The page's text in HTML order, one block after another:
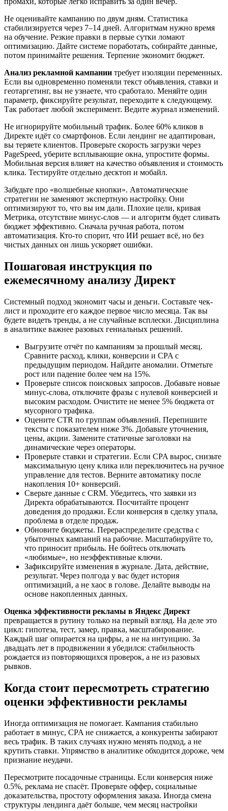
Не оценивайте кампанию по двум дням. Статистика
стабилизируется через 7–14 дней. Алгоритмам нужно время
на обучение. Резкие правки в первые сутки ломают
оптимизацию. Дайте системе поработать, собирайте данные,
потом принимайте решения. Терпение экономит бюджет.
Анализ рекламной кампании требует изоляции переменных.
Если вы одновременно поменяли текст объявления, ставки и
геотаргетинг, вы не узнаете, что сработало. Меняйте один
параметр, фиксируйте результат, переходите к следующему.
Так работает любой эксперимент. Ведите журнал изменений.
Не игнорируйте мобильный трафик. Более 60% кликов в
Директе идёт со смартфонов. Если лендинг не адаптирован,
вы теряете клиентов. Проверьте скорость загрузки через
PageSpeed, уберите всплывающие окна, упростите формы.
Мобильная версия влияет на качество объявления и стоимость
клика. Тестируйте отдельно десктоп и мобайл.
Забудьте про «волшебные кнопки». Автоматические
стратегии не заменяют экспертную настройку. Они
оптимизируют то, что вы им дали. Плохие цели, кривая
Метрика, отсутствие минус-слов — и алгоритм будет сливать
бюджет эффективно. Сначала ручная работа, потом
автоматизация. Кто-то спорит, что ИИ решает всё, но без
чистых данных он лишь ускоряет ошибки.
Пошаговая инструкция по
ежемесячному анализу Директ
Системный подход экономит часы и деньги. Составьте чек-
лист и проходите его каждое первое число месяца. Так вы
будете видеть тренды, а не случайные всплески. Дисциплина
в аналитике важнее разовых гениальных решений.
Выгрузите отчёт по кампаниям за прошлый месяц.
Сравните расход, клики, конверсии и CPA с
предыдущим периодом. Найдите аномалии. Отметьте
рост или падение более чем на 15%.
Проверьте список поисковых запросов. Добавьте новые
минус-слова, отключите фразы с нулевой конверсией и
высоким расходом. Очистите не менее 5% бюджета от
мусорного трафика.
Оцените CTR по группам объявлений. Перепишите
тексты с показателем ниже 3%. Добавьте уточнения,
цены, акции. Замените статичные заголовки на
динамические через операторы.
Проверьте ставки и стратегии. Если CPA вырос, снизьте
максимальную цену клика или переключитесь на ручное
управление для тестов. Верните автоматику после
накопления 10+ конверсий.
Сверьте данные с CRM. Убедитесь, что заявки из
Директа обрабатываются. Посчитайте процент
доведения до продажи. Если конверсия в сделку упала,
проблема в отделе продаж.
Обновите бюджеты. Перераспределите средства с
убыточных кампаний на рабочие. Масштабируйте то,
что приносит прибыль. Не бойтесь отключать
«любимые», но неэффективные ключи.
Зафиксируйте изменения в журнале. Дата, действие,
результат. Через полгода у вас будет история
оптимизаций, а не хаос в голове. Делайте выводы на
основе накопленных данных.
Оценка эффективности рекламы в Яндекс Директ
превращается в рутину только на первый взгляд. На деле это
цикл: гипотеза, тест, замер, правка, масштабирование.
Каждый шаг опирается на цифры, а не на интуицию. За
двадцать лет в продвижении я убедился: стабильность
рождается из повторяющихся проверок, а не из разовых
рывков.
Когда стоит пересмотреть стратегию
оценки эффективности рекламы
Иногда оптимизация не помогает. Кампания стабильно
работает в минус, CPA не снижается, а конкуренты забирают
весь трафик. В таких случаях нужно менять подход, а не
крутить ставки. Упрямство в аналитике обходится дороже, чем
признание неудачи.
Пересмотрите посадочные страницы. Если конверсия ниже
0.5%, реклама не спасёт. Проверьте оффер, социальные
доказательства, простоту оформления заказа. Иногда смена
структуры лендинга даёт больше, чем месяц настройки